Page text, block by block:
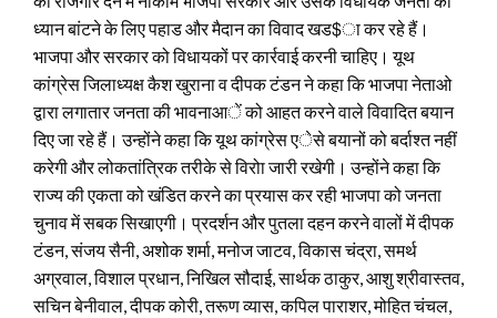
ध्यान बांटने के लिए पहाड और मैदान का विवाद खड$ा कर रहे हैं।
भाजपा और सरकार को विधायकों पर कार्रवाई करनी चाहिए। यूथ
कांग्रेस जिलाध्यक्ष कैश खुराना व दीपक टंडन ने कहा कि भाजपा नेताओ
द्वारा लगातार जनता की भावनाआें को आहत करने वाले विवादित बयान
दिए जा रहे हैं। उन्होंने कहा कि यूथ कांग्रेस एेसे बयानों को बर्दाश्त नहीं
करेगी और लोकतांत्रिक तरीके से विरोा जारी रखेगी। उन्होंने कहा कि
राज्य की एकता को खंडित करने का प्रयास कर रही भाजपा को जनता
चुनाव में सबक सिखाएगी। प्रदर्शन और पुतला दहन करने वालों में दीपक
टंडन, संजय सैनी, अशोक शर्मा, मनोज जाटव, विकास चंद्रा, समर्थ
अग्रवाल, विशाल प्रधान, निखिल सौदाई, सार्थक ठाकुर, आशु श्रीवास्तव,
सचिन बेनीवाल, दीपक कोरी, तरूण व्यास, कपिल पाराशर, मोहित चंचल,